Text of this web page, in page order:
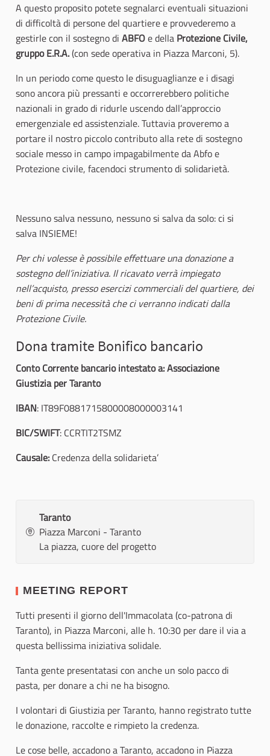
A questo proposito potete segnalarci eventuali situazioni
di difficoltà di persone del quartiere e provvederemo a
gestirle con il sostegno di ABFOe della Protezione Civile,
gruppo E.R.A.(con sede operativa in Piazza Marconi, 5).
In un periodo come questo le disuguaglianze e i disagi
sono ancora più pressanti e occorrerebbero politiche
nazionali in grado di ridurle uscendo dall’approccio
emergenziale ed assistenziale. Tuttavia proveremo a
portare il nostro piccolo contributo alla rete di sostegno
sociale messo in campo impagabilmente da Abfo e
Protezione civile, facendoci strumento di solidarietà.
Nessuno salva nessuno, nessuno si salva da solo: ci si
salva INSIEME!
Per chi volesse è possibile effettuare una donazione a
sostegno dell’iniziativa. Il ricavato verrà impiegato
nell’acquisto, presso esercizi commerciali del quartiere, dei
beni di prima necessità che ci verranno indicati dalla
Protezione Civile.
Dona tramite Bonifico bancario
Conto Corrente bancario intestato a:Associazione
Giustizia per Taranto
IBAN: IT89F0881715800008000003141
BIC/SWIFT: CCRTIT2TSMZ
Causale: Credenza della solidarieta’
Taranto
Piazza Marconi - Taranto
La piazza, cuore del progetto
MEETING REPORT
Tutti presenti il giorno dell'Immacolata (co-patrona di
Taranto), in Piazza Marconi, alle h. 10:30 per dare il via a
questa bellissima iniziativa solidale.
Tanta gente presentatasi con anche un solo pacco di
pasta, per donare a chi ne ha bisogno.
I volontari di Giustizia per Taranto, hanno registrato tutte
le donazione, raccolte e rimpieto la credenza.
Le cose belle, accadono a Taranto, accadono in Piazza